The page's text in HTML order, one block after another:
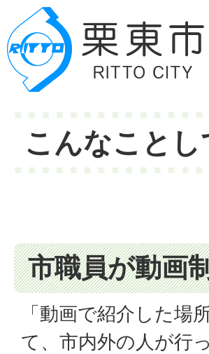
こんなこと
市職員が動画
「動画で紹介した場
て、市内外の人が行